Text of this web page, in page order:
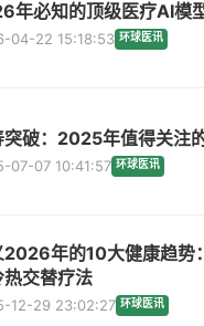
年必知的顶级医疗AI模
04-22 15:18:53 环球医讯
突破：2025年值得关注
07-07 10:41:57 环球医讯
2026年的10大健康趋势
热交替疗法
12-29 23:02:27 环球医讯